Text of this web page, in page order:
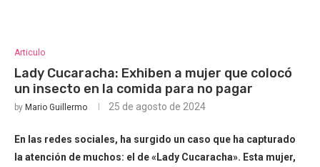
Articulo
Lady Cucaracha: Exhiben a mujer que colocó
un insecto en la comida para no pagar
by Mario Guillermo 25 de agosto de 2024
En las redes sociales, ha surgido un caso que ha capturado
la atención de muchos: el de «Lady Cucaracha». Esta mujer,